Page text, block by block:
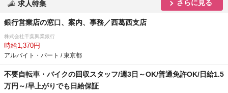
求人特集 さらに見る
銀行営業店の窓口、案内、事務／西葛西支店
株式会社千葉興業銀行
時給1,370円
アルバイト・パート / 東京都
不要自転車・バイクの回収スタッフ/週3日～OK/普通免許OK/日給1.5
万円～/早上がりでも日給保証